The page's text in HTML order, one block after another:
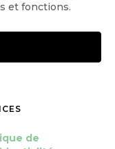
et fonctions.
de
de confidentialité